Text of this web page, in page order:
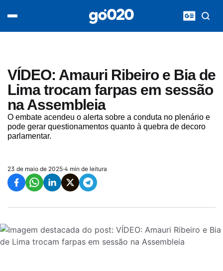
VÍDEO: Amauri Ribeiro e Bia de
Lima trocam farpas em sessão
na Assembleia
O embate acendeu o alerta sobre a conduta no plenário e
pode gerar questionamentos quanto à quebra de decoro
parlamentar.
23 de maio de 2025·4 min de leitura
acontece agora
entretenimento
vídeos
pod020